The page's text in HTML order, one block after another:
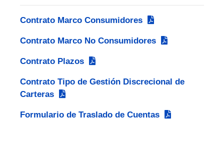
Contrato Marco Consumidores
Contrato Marco No Consumidores
Contrato Plazos
Contrato Tipo de Gestión Discrecional de
Carteras
Formulario de Traslado de Cuentas